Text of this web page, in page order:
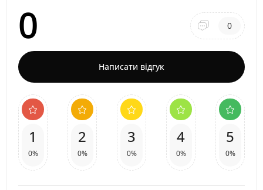
0 0
Написати відгук
1
0%
2
0%
3
0%
4
0%
5
0%